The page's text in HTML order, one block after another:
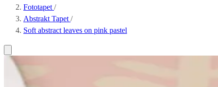
Fototapet /
Abstrakt Tapet /
Soft abstract leaves on pink pastel